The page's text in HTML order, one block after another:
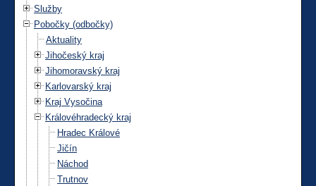
Služby
Pobočky (odbočky)
Aktuality
Jihočeský kraj
Jihomoravský kraj
Karlovarský kraj
Kraj Vysočina
Královéhradecký kraj
Hradec Králové
Jičín
Náchod
Trutnov